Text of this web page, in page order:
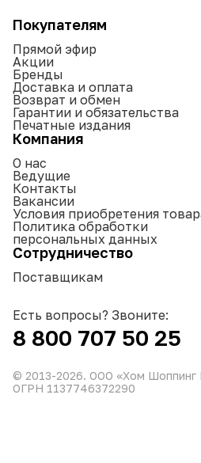
Покупателям
Прямой эфир
Акции
Бренды
Доставка и оплата
Возврат и обмен
Гарантии и обязательства
Печатные издания
Компания
О нас
Ведущие
Контакты
Вакансии
Условия приобретения
Политика обработки
персональных данных
Сотрудничество
Поставщикам
Есть вопросы? Звоните:
8 800 707 50 25
© 2013-2026. ООО «Хом Шоппинг
ОГРН 1137746372290